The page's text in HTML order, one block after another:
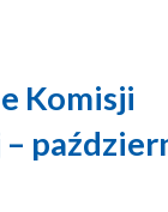
Komisji